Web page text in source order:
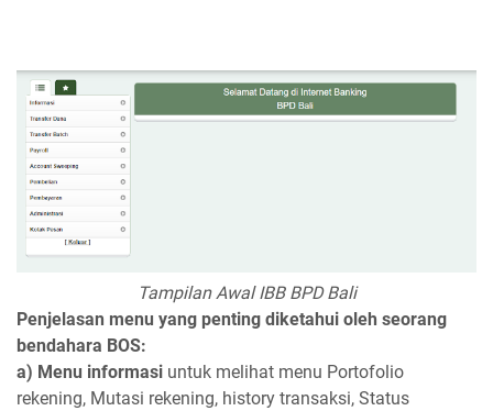
Tampilan Awal IBB BPD Bali
Penjelasan menu yang penting diketahui oleh seorang
bendahara BOS:
a) Menu informasi untuk melihat menu Portofolio
rekening, Mutasi rekening, history transaksi, Status